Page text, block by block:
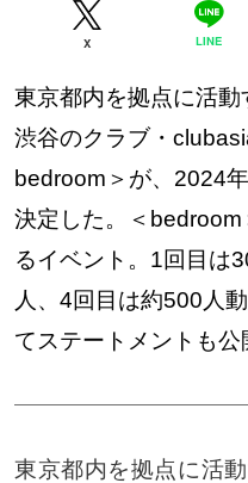
X LINE
東京都内を拠点に活
渋谷のクラブ・
bedroom＞が、2024
決定した。＜bedroom
るイベント。1回目は
人、4回目は約500人
てステートメントも公
東京都内を拠点に活